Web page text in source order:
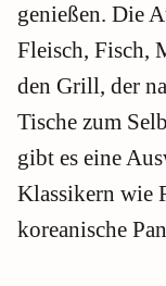
genießen. Die
Fleisch, Fisch,
den Grill, der
Tische zum
gibt es eine
Klassikern wie
koreanische